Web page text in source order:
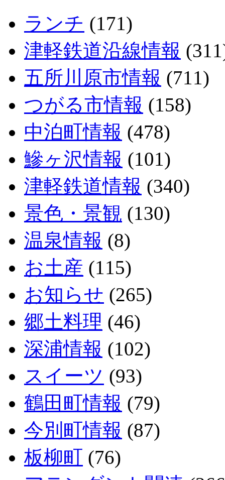
ランチ (171)
津軽鉄道沿線情報
五所川原市情報 (711)
つがる市情報 (158)
中泊町情報 (478)
鰺ヶ沢情報 (101)
津軽鉄道情報 (340)
景色・景観 (130)
温泉情報 (8)
お土産 (115)
お知らせ (265)
郷土料理 (46)
深浦情報 (102)
スイーツ (93)
鶴田町情報 (79)
今別町情報 (87)
板柳町 (76)